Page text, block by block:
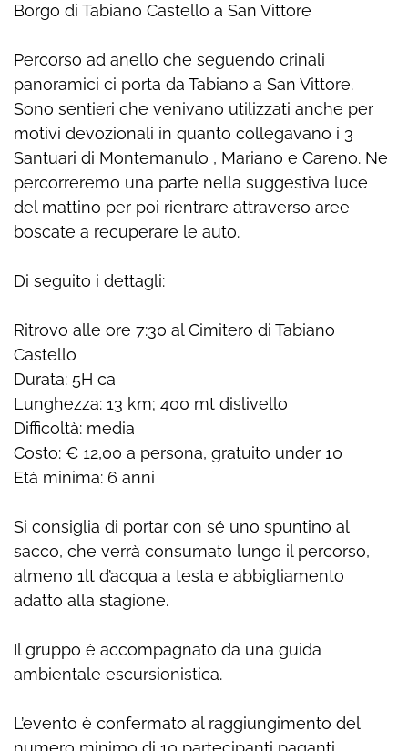
Borgo di Tabiano Castello a San Vittore
Percorso ad anello che seguendo crinali
panoramici ci porta da Tabiano a San Vittore.
Sono sentieri che venivano utilizzati anche per
motivi devozionali in quanto collegavano i 3
Santuari di Montemanulo , Mariano e Careno. Ne
percorreremo una parte nella suggestiva luce
del mattino per poi rientrare attraverso aree
boscate a recuperare le auto.
Di seguito i dettagli:
Ritrovo alle ore 7:30 al Cimitero di Tabiano
Castello
Durata: 5H ca
Lunghezza: 13 km; 400 mt dislivello
Difficoltà: media
Costo: € 12,00 a persona, gratuito under 10
Età minima: 6 anni
Si consiglia di portar con sé uno spuntino al
sacco, che verrà consumato lungo il percorso,
almeno 1lt d’acqua a testa e abbigliamento
adatto alla stagione.
Il gruppo è accompagnato da una guida
ambientale escursionistica.
L’evento è confermato al raggiungimento del